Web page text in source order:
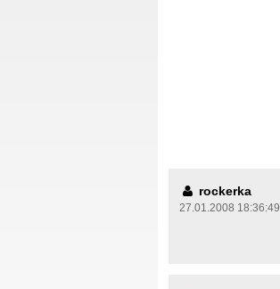
rockerka
27.01.2008 18:36:49